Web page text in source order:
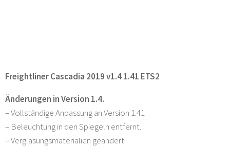
Freightliner Cascadia 2019 v1.4 1.41 ETS2
Änderungen in Version 1.4.
– Vollständige Anpassung an Version 1.41
– Beleuchtung in den Spiegeln entfernt.
– Verglasungsmaterialien geändert.